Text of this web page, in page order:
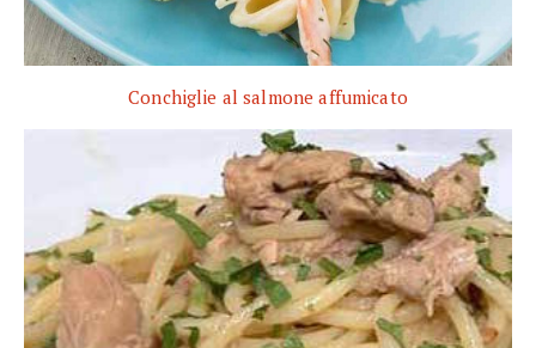
Conchiglie al salmone affumicato